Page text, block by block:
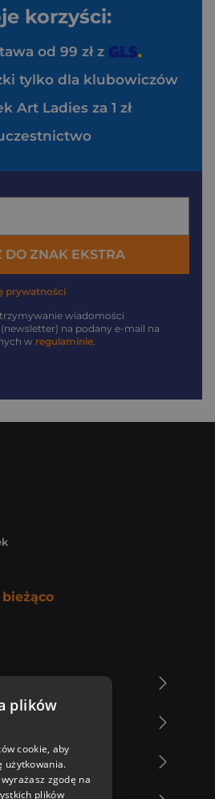
korzyści:
od 99 zł z
tylko dla klubowiczów
Art Ladies za 1 zł
DO ZNAK EKSTRA
prywatności
wiadomości
na podany e-mail na
w regulaminie
plików
cookie, aby
użytkowania.
zgodę na
plików